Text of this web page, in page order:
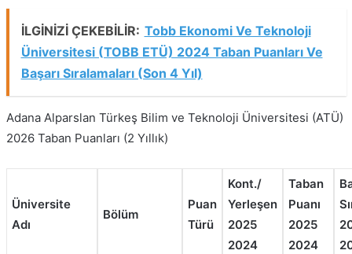
İLGİNİZİ ÇEKEBİLİR: Tobb Ekonomi Ve Teknoloji
Üniversitesi (TOBB ETÜ) 2024 Taban Puanları Ve
Başarı Sıralamaları (Son 4 Yıl)
Adana Alparslan Türkeş Bilim ve Teknoloji Üniversitesi (ATÜ)
2026 Taban Puanları (2 Yıllık)
Üniversite
Adı
Bölüm
Puan
Türü
Kont./
Yerleşen
2025
2024
Taban
Puanı
2025
2024